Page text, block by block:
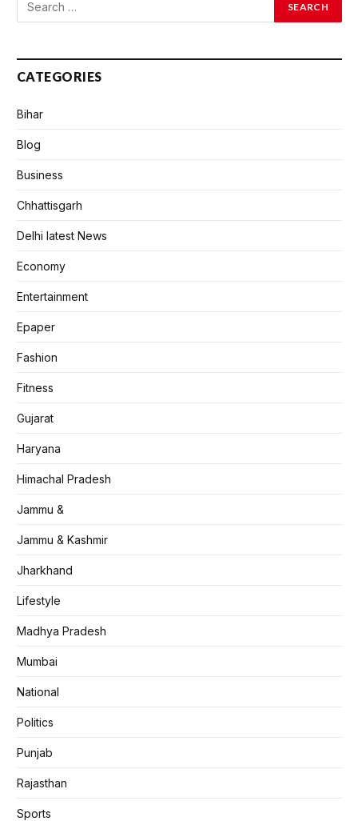
CATEGORIES
Bihar
Blog
Business
Chhattisgarh
Delhi latest News
Economy
Entertainment
Epaper
Fashion
Fitness
Gujarat
Haryana
Himachal Pradesh
Jammu &
Jammu & Kashmir
Jharkhand
Lifestyle
Madhya Pradesh
Mumbai
National
Politics
Punjab
Rajasthan
Sports